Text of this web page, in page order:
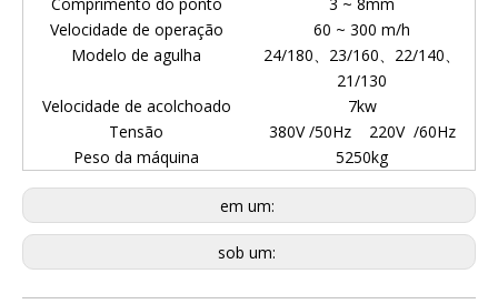
Velocidade de operação
60 ~ 300 m/h
Modelo de agulha
24/180、23/160、22/140、
21/130
Velocidade de acolchoado
7kw
Tensão
380V /50Hz 220V /60Hz
Peso da máquina
5250kg
em um:
sob um: